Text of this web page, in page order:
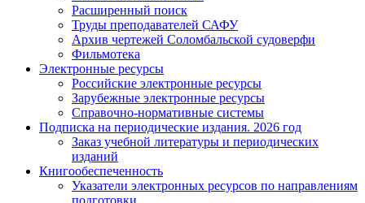
Расширенный поиск
Труды преподавателей САФУ
Архив чертежей Соломбальской судоверфи
Фильмотека
Электронные ресурсы
Российские электронные ресурсы
Зарубежные электронные ресурсы
Справочно-нормативные системы
Подписка на периодические издания. 2026 год
Заказ учебной литературы и периодических
изданий
Книгообеспеченность
Указатели электронных ресурсов по направлениям